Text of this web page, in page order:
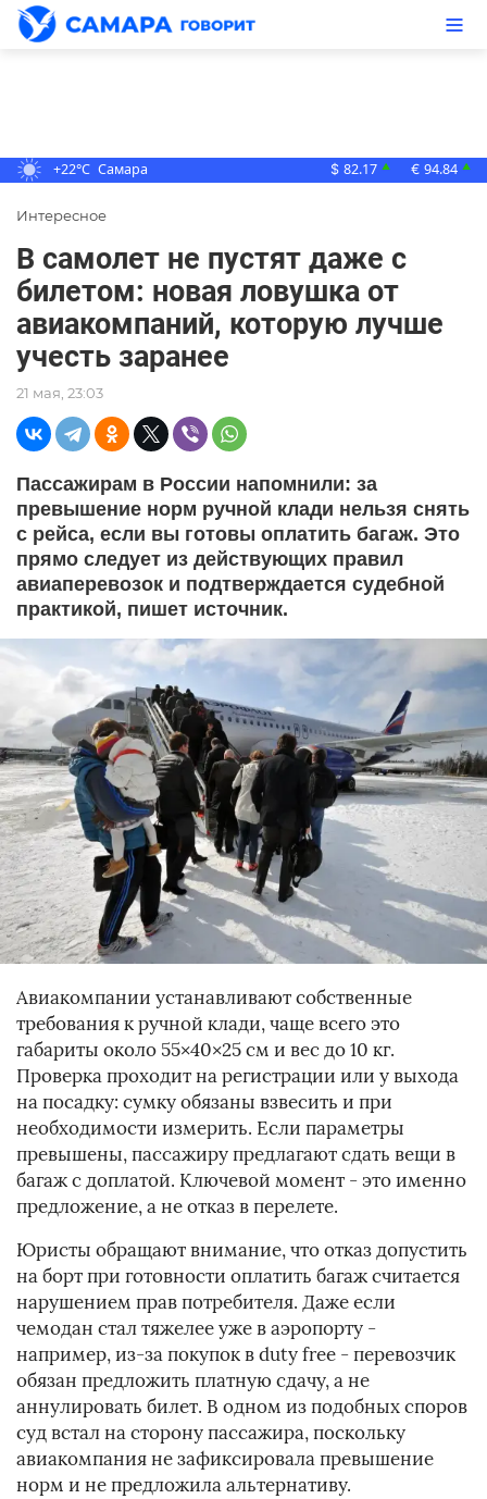
+22°C Самара $ 82.17 ▲ € 94.84 ▲
Интересное
В самолет не пустят даже с
билетом: новая ловушка от
авиакомпаний, которую лучше
учесть заранее
21 мая, 23:03
Пассажирам в России напомнили: за
превышение норм ручной клади нельзя снять
с рейса, если вы готовы оплатить багаж. Это
прямо следует из действующих правил
авиаперевозок и подтверждается судебной
практикой, пишет источник.
Авиакомпании устанавливают собственные
требования к ручной клади, чаще всего это
габариты около 55×40×25 см и вес до 10 кг.
Проверка проходит на регистрации или у выхода
на посадку: сумку обязаны взвесить и при
необходимости измерить. Если параметры
превышены, пассажиру предлагают сдать вещи в
багаж с доплатой. Ключевой момент - это именно
предложение, а не отказ в перелете.
Юристы обращают внимание, что отказ допустить
на борт при готовности оплатить багаж считается
нарушением прав потребителя. Даже если
чемодан стал тяжелее уже в аэропорту -
например, из-за покупок в duty free - перевозчик
обязан предложить платную сдачу, а не
аннулировать билет. В одном из подобных споров
суд встал на сторону пассажира, поскольку
авиакомпания не зафиксировала превышение
норм и не предложила альтернативу.